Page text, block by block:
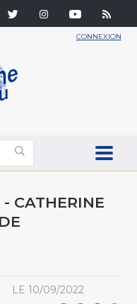
CONNEXION
- CATHERINE
LE 10/09/2022